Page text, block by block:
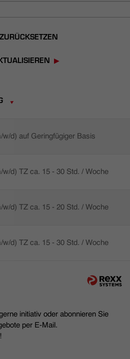
ZURÜCKSETZEN
w/d) auf Geringfügiger Basis
w/d) TZ ca. 15 - 30 Std. / Woche
w/d) TZ ca. 15 - 20 Std. / Woche
w/d) TZ ca. 15 - 30 Std. / Woche
initiativ oder abonnieren Sie
per E-Mail.